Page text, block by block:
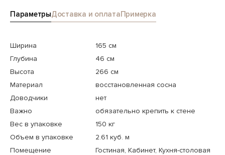
ПараметрыДоставка и оплатаПримерка
Ширина
165 см
Глубина
46 см
Высота
266 см
Материал
восстановленная сосна
Доводчики
нет
Важно
обязательно крепить к стене
Вес в упаковке
150 кг
Объем в упаковке
2.61 куб. м
Помещение
Гостиная, Кабинет, Кухня-столовая